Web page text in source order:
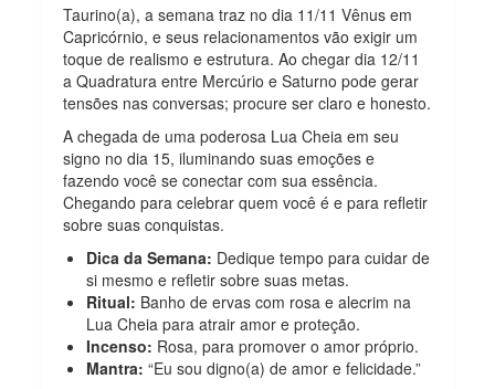
Taurino(a), a semana traz no dia 11/11 Vênus em
Capricórnio, e seus relacionamentos vão exigir um
toque de realismo e estrutura. Ao chegar dia 12/11
a Quadratura entre Mercúrio e Saturno pode gerar
tensões nas conversas; procure ser claro e honesto.
A chegada de uma poderosa Lua Cheia em seu
signo no dia 15, iluminando suas emoções e
fazendo você se conectar com sua essência.
Chegando para celebrar quem você é e para refletir
sobre suas conquistas.
Dica da Semana: Dedique tempo para cuidar de
si mesmo e refletir sobre suas metas.
Ritual: Banho de ervas com rosa e alecrim na
Lua Cheia para atrair amor e proteção.
Incenso: Rosa, para promover o amor próprio.
Mantra: “Eu sou digno(a) de amor e felicidade.”